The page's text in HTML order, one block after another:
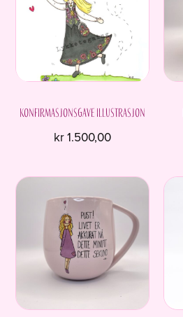
Konfirmasjonsgave Illustrasjon
kr1.500,00